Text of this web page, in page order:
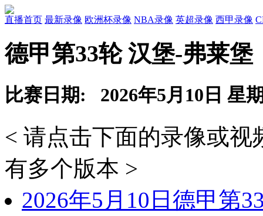
直播首页 最新录像 欧洲杯录像 NBA录像 英超录像 西甲录像
德甲第33轮 汉堡-弗莱堡
比赛日期: 2026年5月10日 星
< 请点击下面的录像或
有多个版本 >
2026年5月10日德甲第